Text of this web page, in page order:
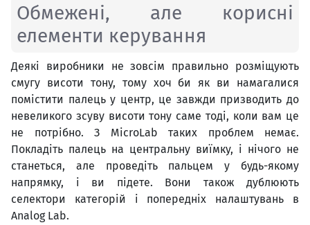
Обмежені, але корисні
елементи керування
Деякі виробники не зовсім правильно розміщують
смугу висоти тону, тому хоч би як ви намагалися
помістити палець у центр, це завжди призводить до
невеликого зсуву висоти тону саме тоді, коли вам це
не потрібно. З MicroLab таких проблем немає.
Покладіть палець на центральну виїмку, і нічого не
станеться, але проведіть пальцем у будь-якому
напрямку, і ви підете. Вони також дублюють
селектори категорій і попередніх налаштувань в
Analog Lab.